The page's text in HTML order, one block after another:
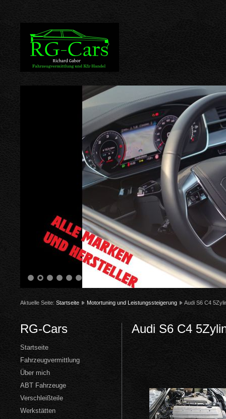
Aktuelle Seite: Startseite Motortuning und Leistungssteigerung Audi S6 C4
RG-Cars
Startseite
Fahrzeugvermittlung
Über mich
ABT Fahrzeuge
Verschleißteile
Werkstätten
Audi S6 C4